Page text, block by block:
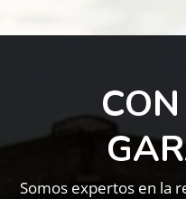
Somos expertos en la